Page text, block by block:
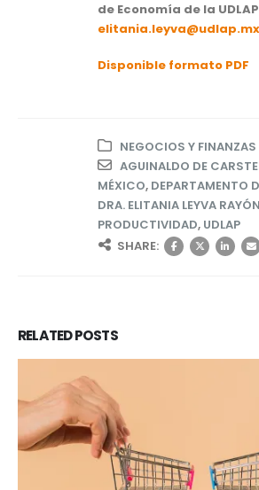
de Economía de la UDLAP
elitania.leyva@udlap.mx
Disponible formato PDF
NEGOCIOS Y FINANZAS
AGUINALDO DE
MÉXICO, DEPARTAMENTO
DRA. ELITANIA LEYVA RAYÓN
PRODUCTIVIDAD, UDLAP
SHARE:
RELATEDPOSTS